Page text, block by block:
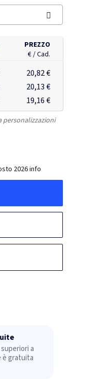
PREZZO
€ / Cad.
20,82 €
20,13 €
19,16 €
personalizzazioni
2026info
a
è gratuita